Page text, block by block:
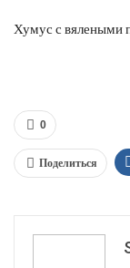
Хумус с вялеными
0
Поделиться